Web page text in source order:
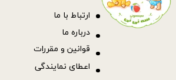
قوانین و مقررات
ارتباط با ما
درباره ما
اعطای نمایندگی